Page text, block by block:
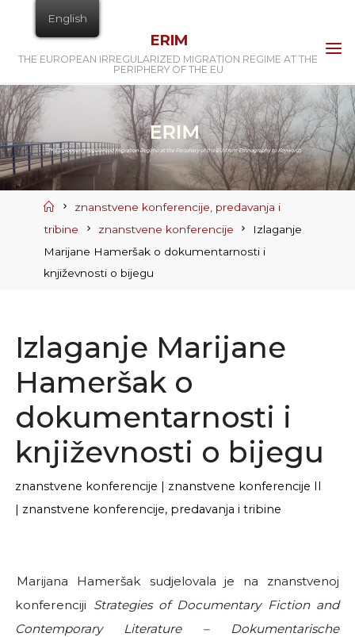
content
ERIM
THE EUROPEAN IRREGULARIZED MIGRATION REGIME AT THE
PERIPHERY OF THE EU
Home
znanstvene konferencije, predavanja i
tribine
znanstvene konferencije
Izlaganje
Marijane Hameršak o dokumentarnosti i
književnosti o bijegu
Izlaganje Marijane
Hameršak o
dokumentarnosti i
književnosti o bijegu
znanstvene konferencije | znanstvene konferencije II
| znanstvene konferencije, predavanja i tribine
Marijana Hameršak sudjelovala je na znanstvenoj
konferenciji Strategies of Documentary Fiction and
Contemporary Literature – Dokumentarische
English